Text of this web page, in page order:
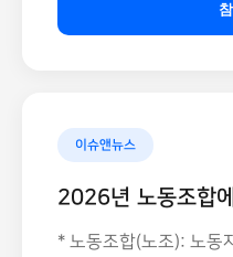
이슈앤뉴스
2026년 노동조합
* 노동조합(노조): 노동